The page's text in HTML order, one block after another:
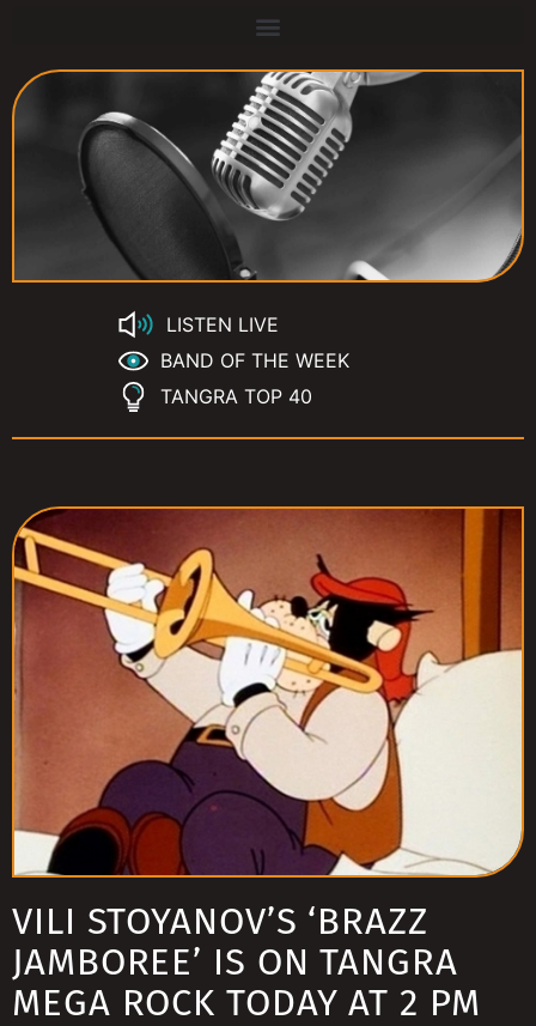
LISTEN LIVE
BAND OF THE WEEK
TANGRA TOP 40
VILI STOYANOV’S ‘BRAZZ
JAMBOREE’ IS ON TANGRA
MEGA ROCK TODAY AT 2 PM